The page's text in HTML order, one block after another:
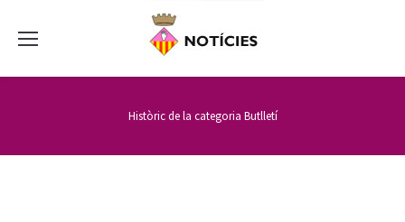
Històric de la categoria Butlletí